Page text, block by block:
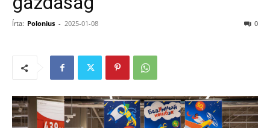
Írta: Polonius - 2025-01-08 0